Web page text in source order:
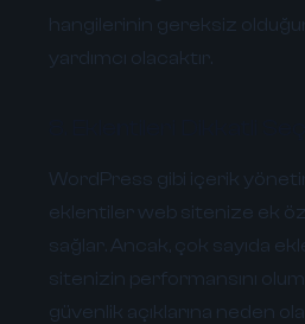
hangilerinin gereksiz
yardımcı olacaktır.
WordPress gibi içerik
eklentiler web sitenize ek
sağlar. Ancak, çok sayıda
sitenizin performansını
güvenlik açıklarına neden